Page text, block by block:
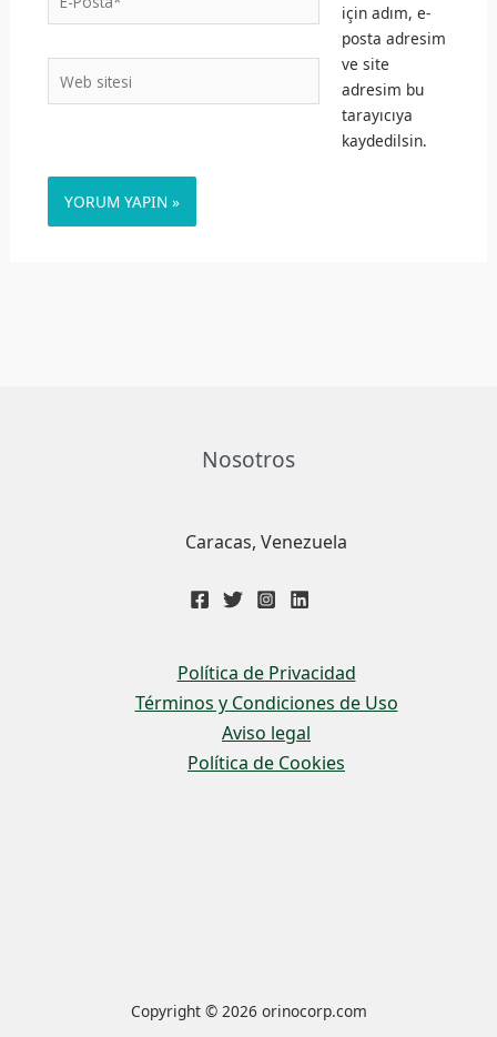
için adım, e-
posta adresim
ve site
adresim bu
tarayıcıya
kaydedilsin.
Nosotros
Caracas, Venezuela
Política de Privacidad
Términos y Condiciones de Uso
Aviso legal
Política de Cookies
Copyright © 2026 orinocorp.com